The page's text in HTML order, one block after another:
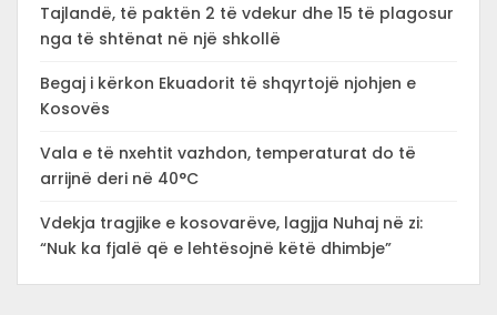
Tajlandë, të paktën 2 të vdekur dhe 15 të plagosur
nga të shtënat në një shkollë
Begaj i kërkon Ekuadorit të shqyrtojë njohjen e
Kosovës
Vala e të nxehtit vazhdon, temperaturat do të
arrijnë deri në 40°C
Vdekja tragjike e kosovarëve, lagjja Nuhaj në zi:
“Nuk ka fjalë që e lehtësojnë këtë dhimbje”